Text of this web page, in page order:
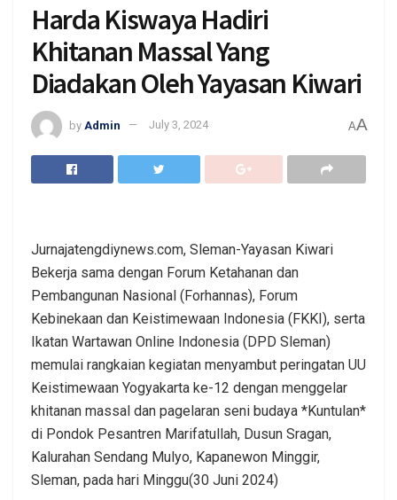
Harda Kiswaya Hadiri
Khitanan Massal Yang
Diadakan Oleh Yayasan Kiwari
by Admin July 3, 2024 AA
Jurnajatengdiynews.com, Sleman-Yayasan Kiwari
Bekerja sama dengan Forum Ketahanan dan
Pembangunan Nasional (Forhannas), Forum
Kebinekaan dan Keistimewaan Indonesia (FKKI), serta
Ikatan Wartawan Online Indonesia (DPD Sleman)
memulai rangkaian kegiatan menyambut peringatan UU
Keistimewaan Yogyakarta ke-12 dengan menggelar
khitanan massal dan pagelaran seni budaya *Kuntulan*
di Pondok Pesantren Marifatullah, Dusun Sragan,
Kalurahan Sendang Mulyo, Kapanewon Minggir,
Sleman, pada hari Minggu(30 Juni 2024)